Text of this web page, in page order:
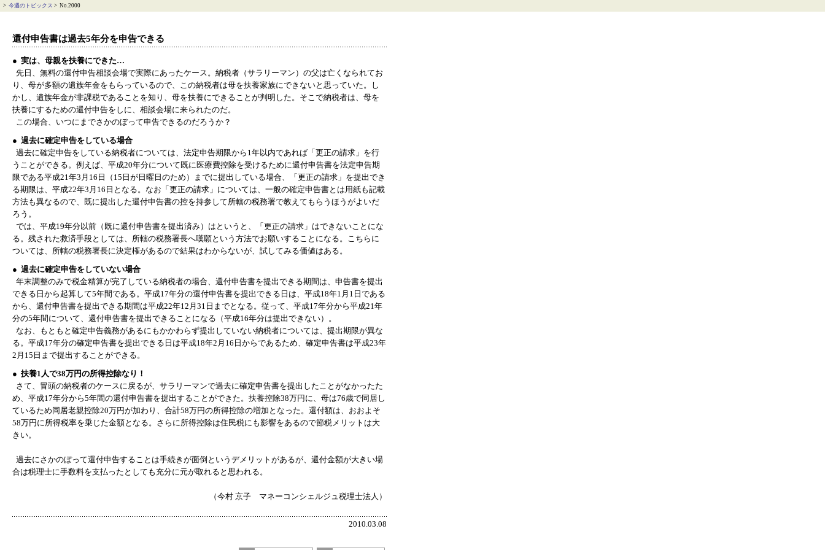
> 今週のトピックス > No.2000
還付申告書は過去5年分を申告できる
● 実は、母親を扶養にできた…
先日、無料の還付申告相談会場で実際にあったケース。納税者（サラリーマン）の父は亡くなられてお
り、母が多額の遺族年金をもらっているので、この納税者は母を扶養家族にできないと思っていた。し
かし、遺族年金が非課税であることを知り、母を扶養にできることが判明した。そこで納税者は、母を
扶養にするための還付申告をしに、相談会場に来られたのだ。
この場合、いつにまでさかのぼって申告できるのだろうか？
● 過去に確定申告をしている場合
過去に確定申告をしている納税者については、法定申告期限から1年以内であれば「更正の請求」を行
うことができる。例えば、平成20年分について既に医療費控除を受けるために還付申告書を法定申告期
限である平成21年3月16日（15日が日曜日のため）までに提出している場合、「更正の請求」を提出でき
る期限は、平成22年3月16日となる。なお「更正の請求」については、一般の確定申告書とは用紙も記載
方法も異なるので、既に提出した還付申告書の控を持参して所轄の税務署で教えてもらうほうがよいだ
ろう。
では、平成19年分以前（既に還付申告書を提出済み）はというと、「更正の請求」はできないことにな
る。残された救済手段としては、所轄の税務署長へ嘆願という方法でお願いすることになる。こちらに
ついては、所轄の税務署長に決定権があるので結果はわからないが、試してみる価値はある。
● 過去に確定申告をしていない場合
年末調整のみで税金精算が完了している納税者の場合、還付申告書を提出できる期間は、申告書を提出
できる日から起算して5年間である。平成17年分の還付申告書を提出できる日は、平成18年1月1日である
から、還付申告書を提出できる期間は平成22年12月31日までとなる。従って、平成17年分から平成21年
分の5年間について、還付申告書を提出できることになる（平成16年分は提出できない）。
なお、もともと確定申告義務があるにもかかわらず提出していない納税者については、提出期限が異な
る。平成17年分の確定申告書を提出できる日は平成18年2月16日からであるため、確定申告書は平成23年
2月15日まで提出することができる。
● 扶養1人で38万円の所得控除なり！
さて、冒頭の納税者のケースに戻るが、サラリーマンで過去に確定申告書を提出したことがなかったた
め、平成17年分から5年間の還付申告書を提出することができた。扶養控除38万円に、母は76歳で同居し
ているため同居老親控除20万円が加わり、合計58万円の所得控除の増加となった。還付額は、おおよそ
58万円に所得税率を乗じた金額となる。さらに所得控除は住民税にも影響をあるので節税メリットは大
きい。
過去にさかのぼって還付申告することは手続きが面倒というデメリットがあるが、還付金額が大きい場
合は税理士に手数料を支払ったとしても充分に元が取れると思われる。
（今村 京子 マネーコンシェルジュ税理士法人）
2010.03.08